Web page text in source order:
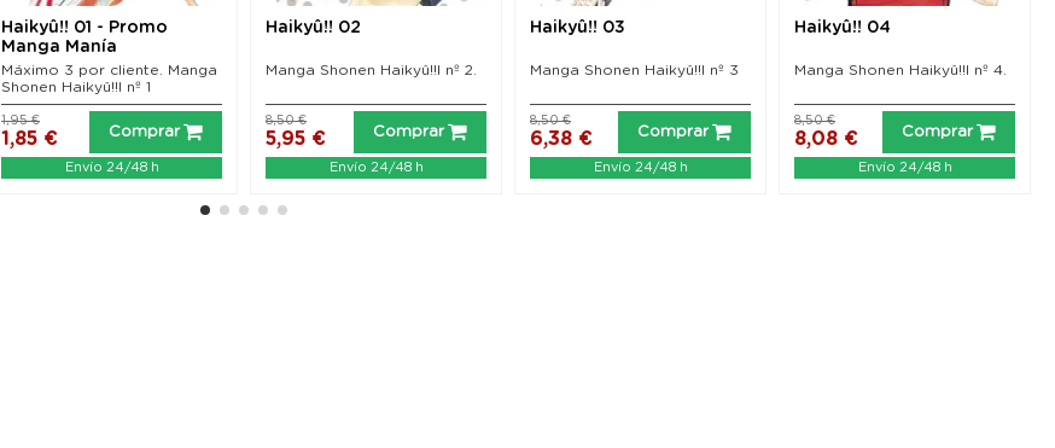
Haikyû!! 01 - Promo
Manga Manía
Máximo 3 por cliente. Manga
Shonen Haikyû!!l nº 1
1,85 €
1,95 €
Comprar
Envío 24/48 h
Haikyû!! 02
Manga Shonen Haikyû!!l nº 2.
5,95 €
8,50 €
Comprar
Envío 24/48 h
Haikyû!! 03
Manga Shonen Haikyû!!l nº 3
6,38 €
8,50 €
Comprar
Envío 24/48 h
Haikyû!! 04
Manga Shonen Haikyû!!l nº 4.
8,08 €
8,50 €
Comprar
Envío 24/48 h